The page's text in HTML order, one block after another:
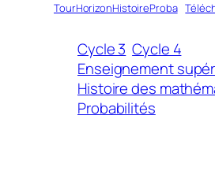
TourHorizonHistoireProba
Cycle 3 Cycle 4
Enseignement
Histoire des
Probabilités